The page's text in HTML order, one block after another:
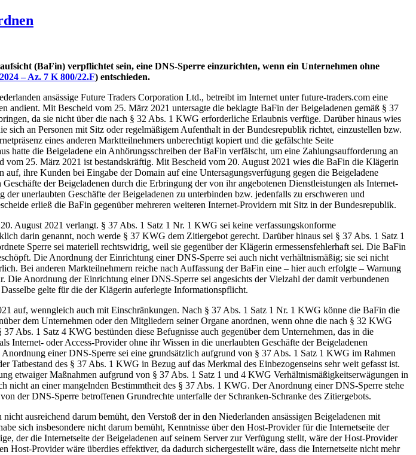
(BaFin) verpflichtet sein, eine DNS-Sperre einzurichten, wenn ein Unternehmen ohne
– Az. 7 K 800/22.F) entschieden.
ansässige Future Traders Corporation Ltd., betreibt im Internet unter future-traders.com eine
Mit Bescheid vom 25. März 2021 untersagte die beklagte BaFin der Beigeladenen gemäß § 37
da sie nicht über die nach § 32 Abs. 1 KWG erforderliche Erlaubnis verfüge. Darüber hinaus wies
an Personen mit Sitz oder regelmäßigem Aufenthalt in der Bundesrepublik richtet, einzustellen bzw.
eines anderen Marktteilnehmers unberechtigt kopiert und die gefälschte Seite
hatte die Beigeladene ein Anhörungsschreiben der BaFin verfälscht, um eine Zahlungsaufforderung an
25. März 2021 ist bestandskräftig. Mit Bescheid vom 20. August 2021 wies die BaFin die Klägerin
ihre Kunden bei Eingabe der Domain auf eine Untersagungsverfügung gegen die Beigeladene
der Beigeladenen durch die Erbringung der von ihr angebotenen Dienstleistungen als Internet-
unerlaubten Geschäfte der Beigeladenen zu unterbinden bzw. jedenfalls zu erschweren und
erließ die BaFin gegenüber mehreren weiteren Internet-Providern mit Sitz in der Bundesrepublik.
August 2021 verlangt. § 37 Abs. 1 Satz 1 Nr. 1 KWG sei keine verfassungskonforme
darin genannt, noch werde § 37 KWG dem Zitiergebot gerecht. Darüber hinaus sei § 37 Abs. 1 Satz 1
Sperre sei materiell rechtswidrig, weil sie gegenüber der Klägerin ermessensfehlerhaft sei. Die BaFin
Die Anordnung der Einrichtung einer DNS-Sperre sei auch nicht verhältnismäßig; sie sei nicht
Bei anderen Markteilnehmern reiche nach Auffassung der BaFin eine – hier auch erfolgte – Warnung
Anordnung der Einrichtung einer DNS-Sperre sei angesichts der Vielzahl der damit verbundenen
gelte für die der Klägerin auferlegte Informationspflicht.
auf, wenngleich auch mit Einschränkungen. Nach § 37 Abs. 1 Satz 1 Nr. 1 KWG könne die BaFin die
dem Unternehmen oder den Mitgliedern seiner Organe anordnen, wenn ohne die nach § 32 KWG
Abs. 1 Satz 4 KWG bestünden diese Befugnisse auch gegenüber dem Unternehmen, das in die
oder Access-Provider ohne ihr Wissen in die unerlaubten Geschäfte der Beigeladenen
einer DNS-Sperre sei eine grundsätzlich aufgrund von § 37 Abs. 1 Satz 1 KWG im Rahmen
Tatbestand des § 37 Abs. 1 KWG in Bezug auf das Merkmal des Einbezogenseins sehr weit gefasst ist.
etwaiger Maßnahmen aufgrund von § 37 Abs. 1 Satz 1 und 4 KWG Verhältnismäßigkeitserwägungen in
an einer mangelnden Bestimmtheit des § 37 Abs. 1 KWG. Der Anordnung einer DNS-Sperre stehe
der DNS-Sperre betroffenen Grundrechte unterfalle der Schranken-Schranke des Zitiergebots.
ausreichend darum bemüht, den Verstoß der in den Niederlanden ansässigen Beigeladenen mit
sich insbesondere nicht darum bemüht, Kenntnisse über den Host-Provider für die Internetseite der
der die Internetseite der Beigeladenen auf seinem Server zur Verfügung stellt, wäre der Host-Provider
Provider wäre überdies effektiver, da dadurch sichergestellt wäre, dass die Internetseite nicht mehr